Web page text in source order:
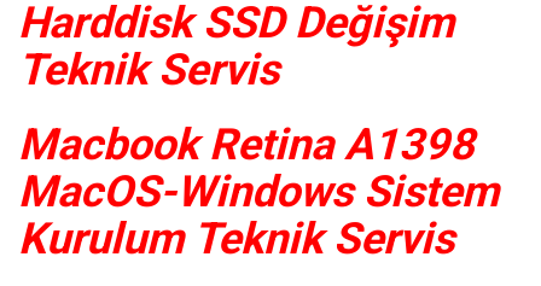
Harddisk SSD Değişim
Teknik Servis
Macbook Retina A1398
MacOS-Windows Sistem
Kurulum Teknik Servis